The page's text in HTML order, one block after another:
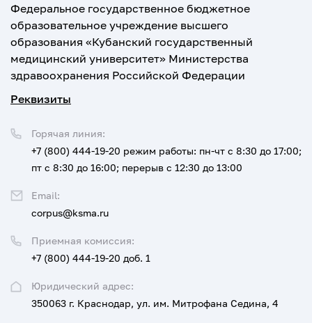
Федеральное государственное бюджетное
образовательное учреждение высшего
образования «Кубанский государственный
медицинский университет» Министерства
здравоохранения Российской Федерации
Реквизиты
Юридический адрес:
350063 г. Краснодар, ул. им. Митрофана Седина, 4
Приемная комиссия:
+7 (800) 444-19-20 доб. 1
Горячая линия:
+7 (800) 444-19-20 режим работы: пн-чт с 8:30 до 17:00;
пт с 8:30 до 16:00; перерыв с 12:30 до 13:00
Email:
corpus@ksma.ru